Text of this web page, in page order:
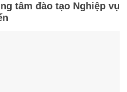
tâm đào tạo Nghiệp vụ